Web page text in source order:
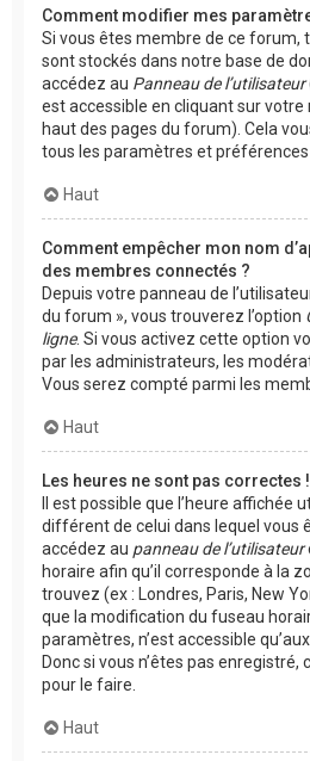
Comment modifier mes
Si vous êtes membre de ce forum,
sont stockés dans notre base de
accédez au Panneau de l’utilisateur
est accessible en cliquant sur votre
haut des pages du forum). Cela
tous les paramètres et préférences
Haut
Comment empêcher mon nom
des membres connectés ?
Depuis votre panneau de
du forum », vous trouverez l’option
ligne. Si vous activez cette option
par les administrateurs, les
Vous serez compté parmi les
Haut
Les heures ne sont pas correctes !
Il est possible que l’heure affichée
différent de celui dans lequel vous
accédez au panneau de l’utilisateur
horaire afin qu’il corresponde à la
trouvez (ex : Londres, Paris, New
que la modification du fuseau
paramètres, n’est accessible
Donc si vous n’êtes pas enregistré,
pour le faire.
Haut